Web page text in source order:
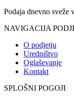
Podaja dnevno sveže
NAVIGACIJA
O podjetju
Uredništvo
Oglaševanje
Kontakt
SPLOŠNI POGOJI